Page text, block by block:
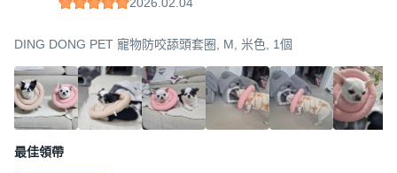
DING DONG PET 寵物防咬舔頭套圈, M, 米色, 1個
最佳領帶